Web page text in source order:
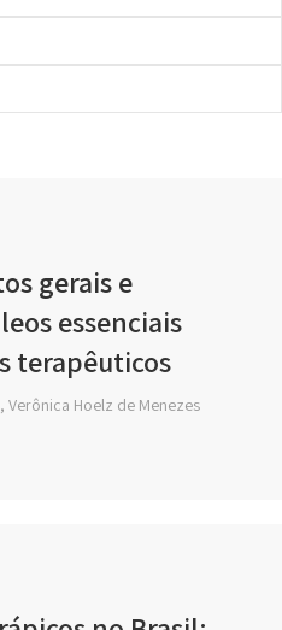
gerais e
essenciais
terapêuticos
Verônica Hoelz de Menezes